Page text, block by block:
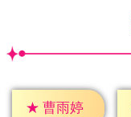
★ 曹雨婷